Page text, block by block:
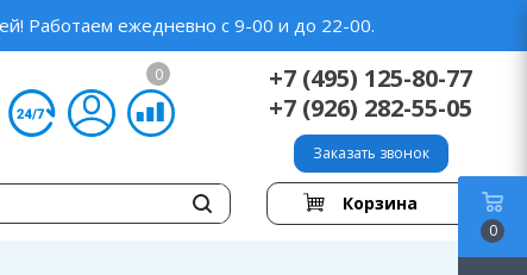
Работаем ежедневно с 9-00 и до 22-00.
0
+7 (495) 125-80-77
+7 (926) 282-55-05
Заказать звонок
Корзина
0